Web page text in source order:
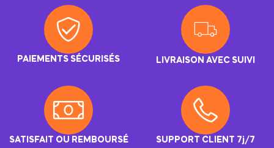
PAIEMENTS SÉCURISÉS LIVRAISON AVEC SUIVI
SATISFAIT OU REMBOURSÉ SUPPORT CLIENT 7j/7